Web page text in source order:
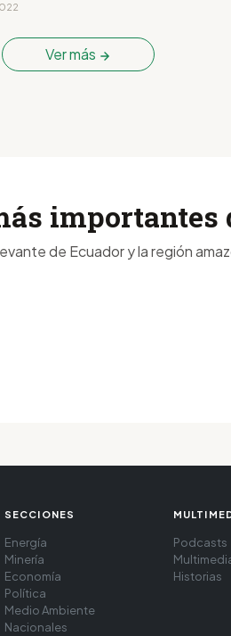
Ver más
importantes
de Ecuador y la región
SECCIONES
Energía
Minería
Economía
Política
Medio Ambiente
Nacionales
Podcasts
Historias